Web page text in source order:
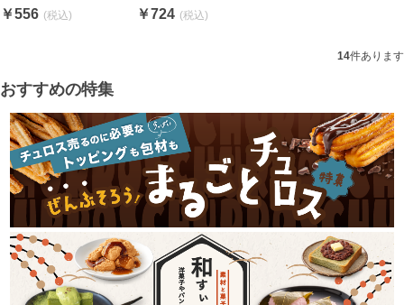
￥556 ￥724
14件あります
おすすめの特集